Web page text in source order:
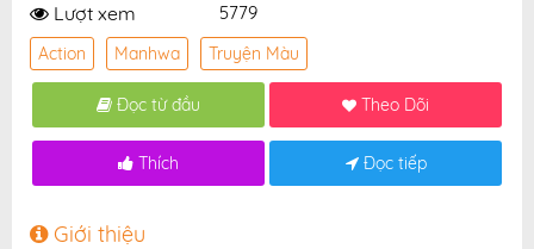
Lượt xem 5779
Action Manhwa Truyện Màu
Đọc từ đầu Theo Dõi
Thích Đọc tiếp
Giới thiệu